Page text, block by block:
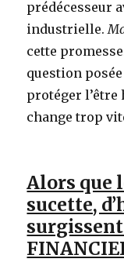
prédécesseur
industrielle.
cette
question
protéger l’être
change trop
Alors que
sucette,